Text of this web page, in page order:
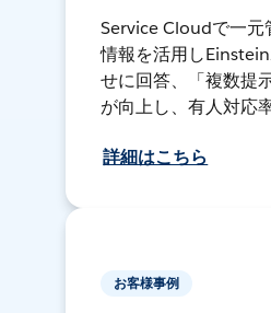
Service Cloudで一元
情報を活用し
せに回答、「複数提
が向上し、有人対応
詳細はこちら
お客様事例